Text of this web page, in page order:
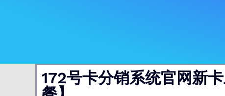
172号卡分销系统官网新